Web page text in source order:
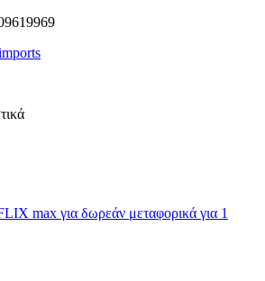
max για δωρεάν μεταφορικά για 1